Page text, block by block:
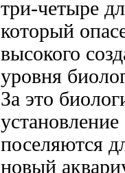
три-четыре
который
высокого
уровня
За это
поселяются
новый